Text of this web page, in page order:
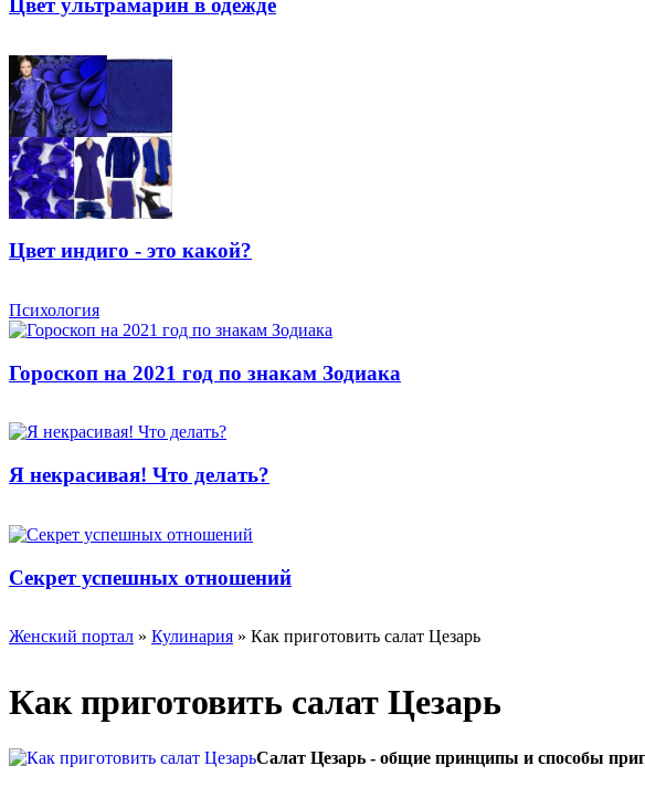
Цвет ультрамарин в одежде
Цвет индиго - это какой?
Психология
Гороскоп на 2021 год по знакам Зодиака
Я некрасивая! Что делать?
Секрет успешных отношений
Женский портал » Кулинария » Как приготовить салат Цезарь
Как приготовить салат Цезарь
Салат Цезарь - общие принципы и способы